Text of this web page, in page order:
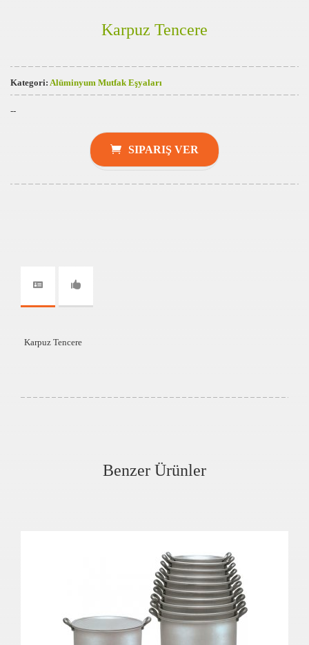
Karpuz Tencere
Kategori: Alüminyum Mutfak Eşyaları
--
SIPARIŞ VER
Karpuz Tencere
Benzer Ürünler